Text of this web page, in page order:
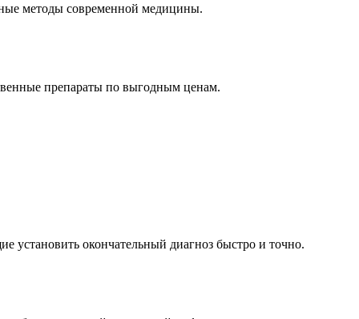
методы современной медицины.
препараты по выгодным ценам.
установить окончательный диагноз быстро и точно.